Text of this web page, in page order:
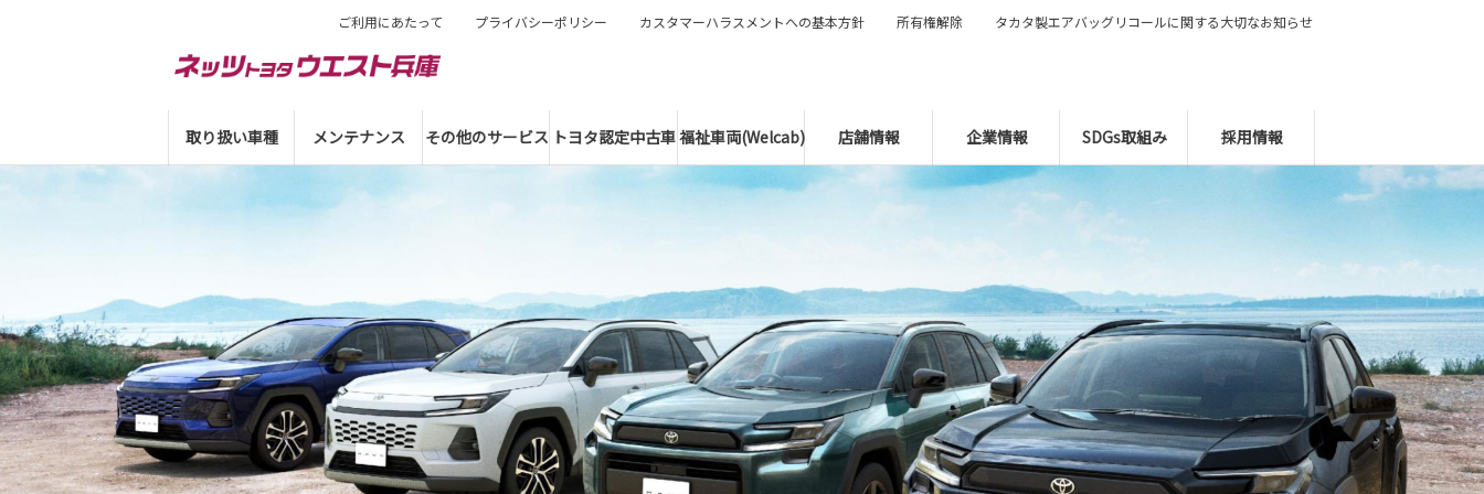
取り扱い車種 メンテナンス その他のサービス トヨタ認定中古車福祉車両(Welcab) 店舗情報 企業情報 SDGs取組み 採用情報
ご利用にあたって プライバシーポリシー カスタマーハラスメントへの基本方針 所有権解除 タカタ製エアバッグリコールに関する大切なお知らせ